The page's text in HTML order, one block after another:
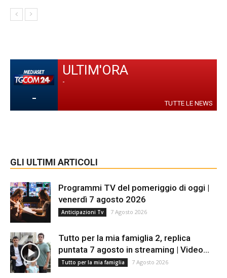
-
ULTIM'ORA
-
TUTTE LE NEWS
GLI ULTIMI ARTICOLI
Programmi TV del pomeriggio di oggi |
venerdì 7 agosto 2026
Anticipazioni Tv 7 Agosto 2026
Tutto per la mia famiglia 2, replica
puntata 7 agosto in streaming | Video...
Tutto per la mia famiglia 7 Agosto 2026